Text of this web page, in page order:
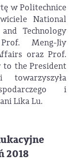
w Politechnice
National
Technology
Meng-Jiy
oraz Prof.
to the President
i
Lika Lu.
2018